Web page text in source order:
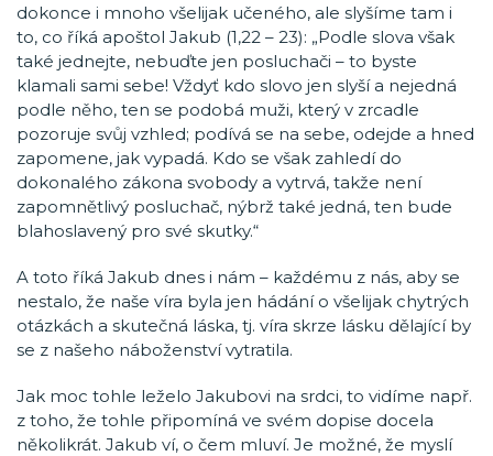
dokonce i mnoho všelijak učeného, ale slyšíme tam i
to, co říká apoštol Jakub (1,22 – 23): „Podle slova však
také jednejte, nebuďte jen posluchači – to byste
klamali sami sebe! Vždyť kdo slovo jen slyší a nejedná
podle něho, ten se podobá muži, který v zrcadle
pozoruje svůj vzhled; podívá se na sebe, odejde a hned
zapomene, jak vypadá. Kdo se však zahledí do
dokonalého zákona svobody a vytrvá, takže není
zapomnětlivý posluchač, nýbrž také jedná, ten bude
blahoslavený pro své skutky.“
A toto říká Jakub dnes i nám – každému z nás, aby se
nestalo, že naše víra byla jen hádání o všelijak chytrých
otázkách a skutečná láska, tj. víra skrze lásku dělající by
se z našeho náboženství vytratila.
Jak moc tohle leželo Jakubovi na srdci, to vidíme např.
z toho, že tohle připomíná ve svém dopise docela
několikrát. Jakub ví, o čem mluví. Je možné, že myslí